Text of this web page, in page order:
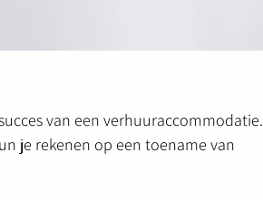
van een verhuuraccommodatie.
je rekenen op een toename van